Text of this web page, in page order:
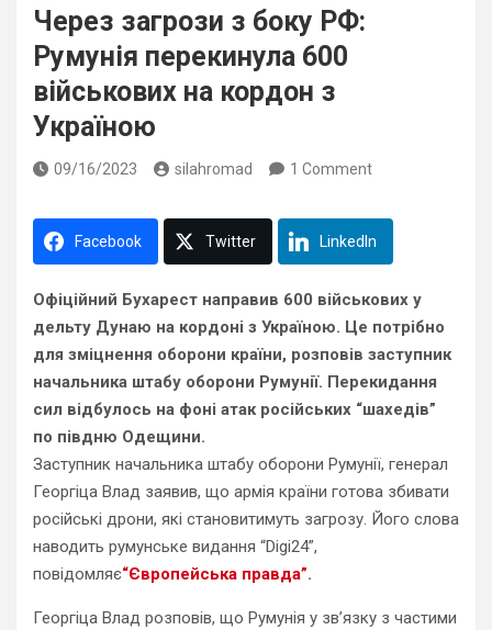
Через загрози з боку РФ:
Румунія перекинула 600
військових на кордон з
Україною
09/16/2023 silahromad 1 Comment
Facebook Twitter LinkedIn
Офіційний Бухарест направив 600 військових у
дельту Дунаю на кордоні з Україною. Це потрібно
для зміцнення оборони країни, розповів заступник
начальника штабу оборони Румунії. Перекидання
сил відбулось на фоні атак російських “шахедів”
по півдню Одещини.
Заступник начальника штабу оборони Румунії, генерал
Георгіца Влад заявив, що армія країни готова збивати
російські дрони, які становитимуть загрозу. Його слова
наводить румунське видання “Digi24”,
повідомляє“Європейська правда”.
Георгіца Влад розповів, що Румунія у зв’язку з частими